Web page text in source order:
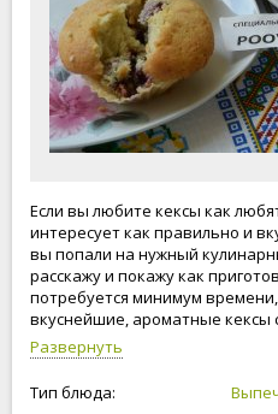
Если вы любите кексы как
интересует как правильно и
вы попали на нужный
расскажу и покажу как
потребуется минимум
вкуснейшие, ароматные кексы
Я готовлю часто кексы, и тем
буквально за несколько часов.
Развернуть
Тип блюда: